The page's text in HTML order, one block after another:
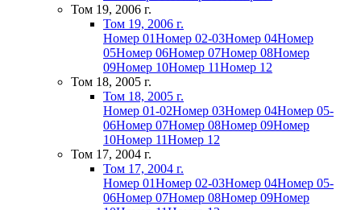
Том 19, 2006 г.
Том 19, 2006 г.
Номер 01Номер 02-03Номер 04Номер
05Номер 06Номер 07Номер 08Номер
09Номер 10Номер 11Номер 12
Том 18, 2005 г.
Том 18, 2005 г.
Номер 01-02Номер 03Номер 04Номер 05-
06Номер 07Номер 08Номер 09Номер
10Номер 11Номер 12
Том 17, 2004 г.
Том 17, 2004 г.
Номер 01Номер 02-03Номер 04Номер 05-
06Номер 07Номер 08Номер 09Номер